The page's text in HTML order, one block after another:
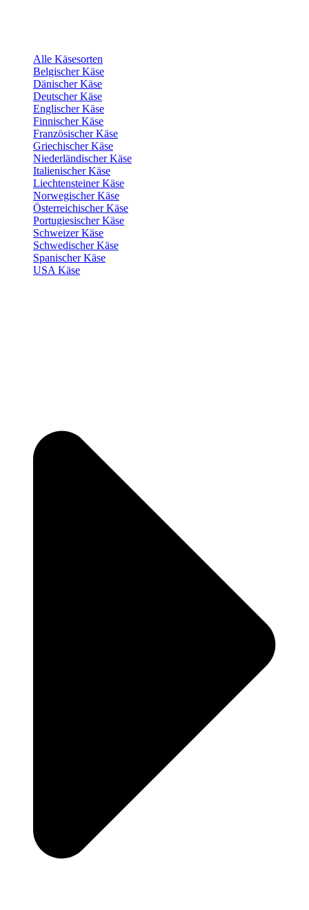
Alle Käsesorten
Belgischer Käse
Dänischer Käse
Deutscher Käse
Englischer Käse
Finnischer Käse
Französischer Käse
Griechischer Käse
Niederländischer Käse
Italienischer Käse
Liechtensteiner Käse
Norwegischer Käse
Österreichischer Käse
Portugiesischer Käse
Schweizer Käse
Schwedischer Käse
Spanischer Käse
USA Käse